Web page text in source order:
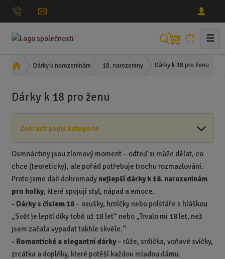
V
h
☰
Ú
d
s
r
a
n
Dárky k narozeninám 18. narozeniny Dárky k 18 pro ženu
Dárky k 18 pro ženu
Zobrazit popis kategorie
Osmnáctiny jsou zlomový moment – odteď si může dělat, co
chce (teoreticky), ale pořád potřebuje trochu rozmazlování.
Proto jsme dali dohromady nejlepší dárky k 18. narozeninám
pro holky, které spojují styl, nápad a emoce.
- Dárky s číslem 18– osušky, hrníčky nebo polštáře s hláškou
„Svět je lepší díky tobě už 18 let“ nebo „Trvalo mi 18 let, než
jsem začala vypadat takhle skvěle.“
- Romantické a elegantní dárky– růže, srdíčka, voňavé svíčky,
zrcátka a doplňky, které potěší každou mladou dámu.